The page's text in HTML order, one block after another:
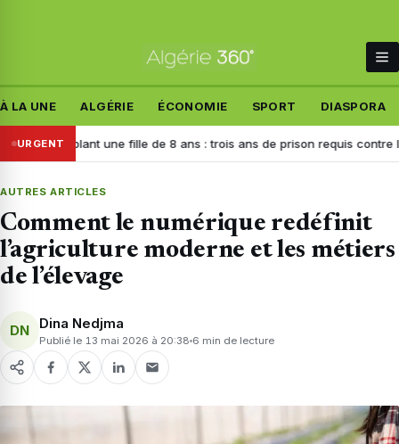
À LA UNE ALGÉRIE ÉCONOMIE SPORT DIASPORA
URGENT
une fille de 8 ans : trois ans de prison requis contre l’auteur de la
AUTRES ARTICLES
Comment le numérique redéfinit
l’agriculture moderne et les métiers
de l’élevage
DN Dina Nedjma
Publié le 13 mai 2026 à 20:38 6 min de lecture